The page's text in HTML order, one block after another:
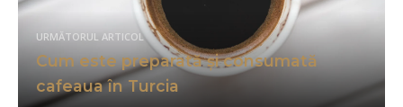
URMĂTORUL ARTICOL
Cum este preparată și consumată
cafeaua în Turcia